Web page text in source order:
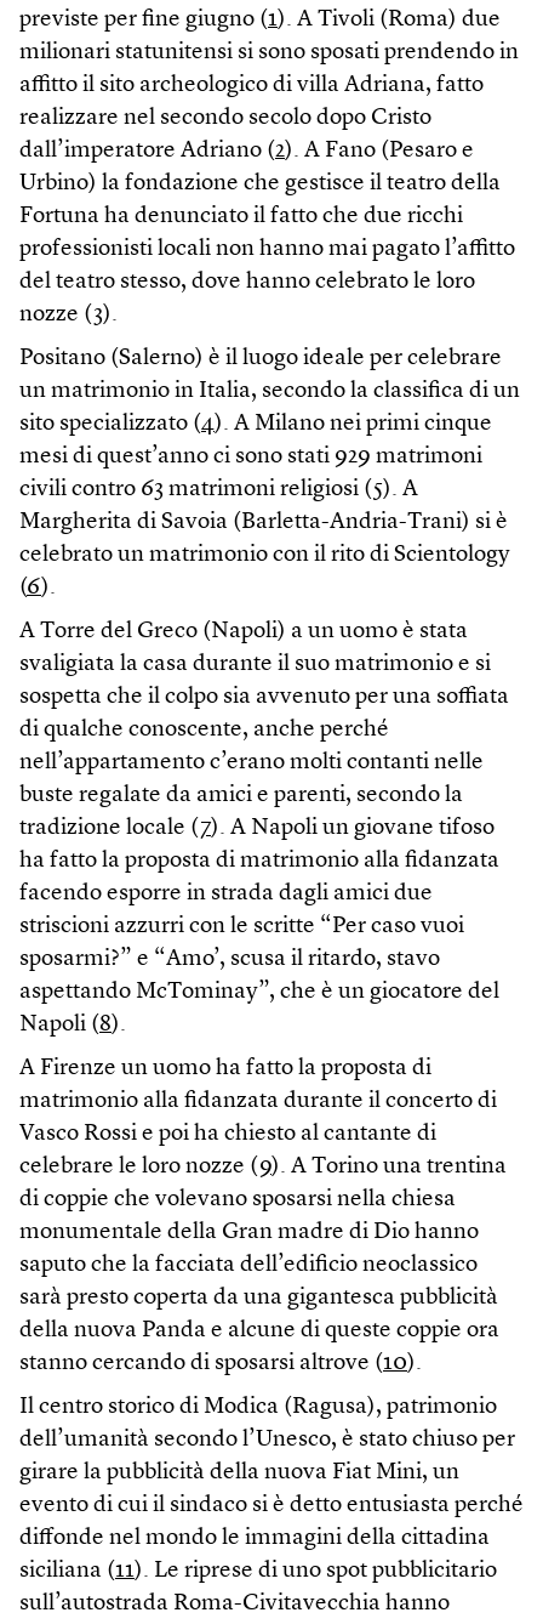
previste per fine giugno (1). A Tivoli (Roma) due
milionari statunitensi si sono sposati prendendo in
affitto il sito archeologico di villa Adriana, fatto
realizzare nel secondo secolo dopo Cristo
dall’imperatore Adriano (2). A Fano (Pesaro e
Urbino) la fondazione che gestisce il teatro della
Fortuna ha denunciato il fatto che due ricchi
professionisti locali non hanno mai pagato l’affitto
del teatro stesso, dove hanno celebrato le loro
nozze ( 3).
Positano (Salerno) è il luogo ideale per celebrare
un matrimonio in Italia, secondo la classifica di un
sito specializzato (4). A Milano nei primi cinque
mesi di quest’anno ci sono stati 929 matrimoni
civili contro 63 matrimoni religiosi ( 5). A
Margherita di Savoia (Barletta-Andria-Trani) si è
celebrato un matrimonio con il rito di Scientology
(6).
A Torre del Greco (Napoli) a un uomo è stata
svaligiata la casa durante il suo matrimonio e si
sospetta che il colpo sia avvenuto per una soffiata
di qualche conoscente, anche perché
nell’appartamento c’erano molti contanti nelle
buste regalate da amici e parenti, secondo la
tradizione locale ( 7). A Napoli un giovane tifoso
ha fatto la proposta di matrimonio alla fidanzata
facendo esporre in strada dagli amici due
striscioni azzurri con le scritte “Per caso vuoi
sposarmi?” e “Amo’, scusa il ritardo, stavo
aspettando McTominay”, che è un giocatore del
Napoli (8).
A Firenze un uomo ha fatto la proposta di
matrimonio alla fidanzata durante il concerto di
Vasco Rossi e poi ha chiesto al cantante di
celebrare le loro nozze ( 9). A Torino una trentina
di coppie che volevano sposarsi nella chiesa
monumentale della Gran madre di Dio hanno
saputo che la facciata dell’edificio neoclassico
sarà presto coperta da una gigantesca pubblicità
della nuova Panda e alcune di queste coppie ora
stanno cercando di sposarsi altrove (10).
Il centro storico di Modica (Ragusa), patrimonio
dell’umanità secondo l’Unesco, è stato chiuso per
girare la pubblicità della nuova Fiat Mini, un
evento di cui il sindaco si è detto entusiasta perché
diffonde nel mondo le immagini della cittadina
siciliana (11). Le riprese di uno spot pubblicitario
sull’autostrada Roma-Civitavecchia hanno